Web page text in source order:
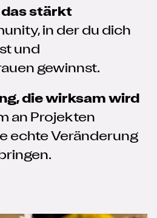
das stärkt
in der du dich
und
gewinnst.
die wirksam wird
an Projekten
echte Veränderung